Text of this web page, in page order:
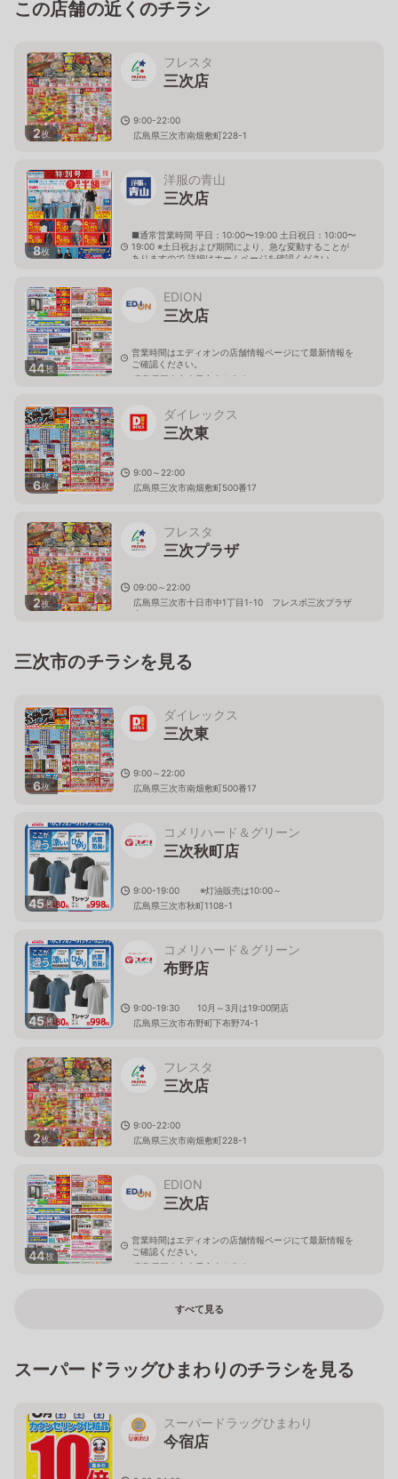
この店舗の近くのチラシ
2枚
フレスタ
三次店
9:00-22:00
広島県三次市南畑敷町228-1
8枚
洋服の青山
三次店
■通常営業時間 平日：10:00〜19:00 土日祝日：10:00〜
19:00 ※土日祝および期間により、急な変動することが
ありますので 詳細はホームページを確認ください
44枚
EDION
三次店
営業時間はエディオンの店舗情報ページにて最新情報を
ご確認ください。
広島県三次市十日市東4-5-6
6枚
ダイレックス
三次東
9:00～22:00
広島県三次市南畑敷町500番17
2枚
フレスタ
三次プラザ
09:00～22:00
広島県三次市十日市中1丁目1-10 フレスポ三次プラザ
内
三次市のチラシを見る
6枚
ダイレックス
三次東
9:00～22:00
広島県三次市南畑敷町500番17
45枚
コメリハード＆グリーン
三次秋町店
9:00-19:00 ※灯油販売は10:00～
広島県三次市秋町1108-1
45枚
コメリハード＆グリーン
布野店
9:00-19:30 10月～3月は19:00閉店
広島県三次市布野町下布野74-1
2枚
フレスタ
三次店
9:00-22:00
広島県三次市南畑敷町228-1
44枚
EDION
三次店
営業時間はエディオンの店舗情報ページにて最新情報を
ご確認ください。
広島県三次市十日市東4-5-6
すべて見る
スーパードラッグひまわりのチラシを見る
スーパードラッグひまわり
今宿店